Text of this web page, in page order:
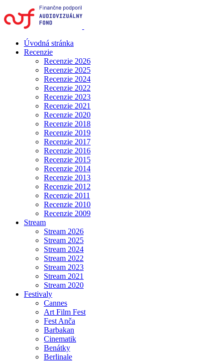
Úvodná stránka
Recenzie
Recenzie 2026
Recenzie 2025
Recenzie 2024
Recenzie 2022
Recenzie 2023
Recenzie 2021
Recenzie 2020
Recenzie 2018
Recenzie 2019
Recenzie 2017
Recenzie 2016
Recenzie 2015
Recenzie 2014
Recenzie 2013
Recenzie 2012
Recenzie 2011
Recenzie 2010
Recenzie 2009
Stream
Stream 2026
Stream 2025
Stream 2024
Stream 2022
Stream 2023
Stream 2021
Stream 2020
Festivaly
Cannes
Art Film Fest
Fest Anča
Barbakan
Cinematik
Benátky
Berlinale